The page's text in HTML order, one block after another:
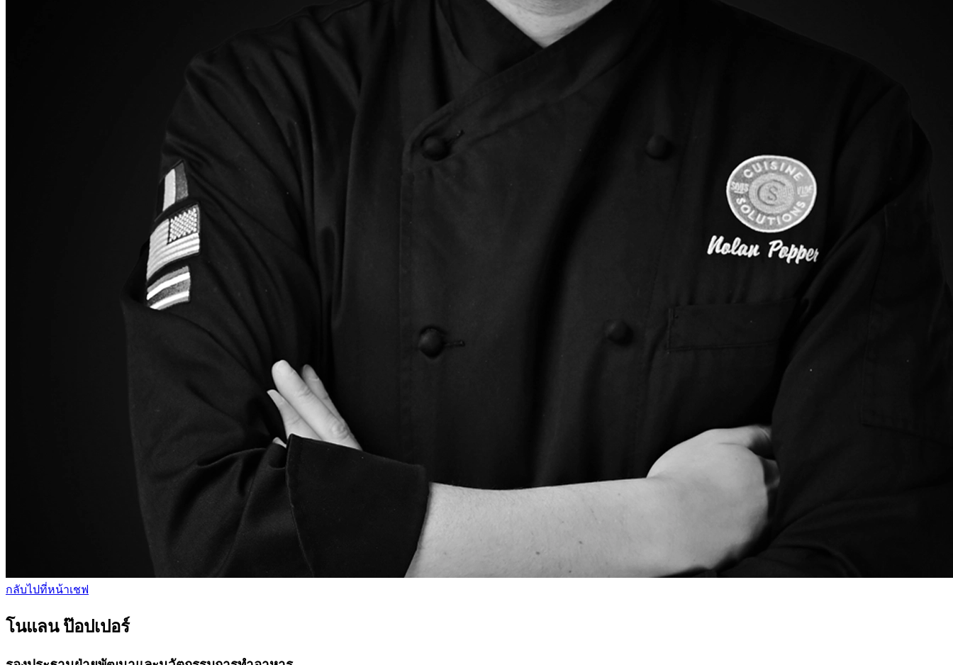
กลับไปที่หน้าเชฟ
โนแลน ป๊อปเปอร์